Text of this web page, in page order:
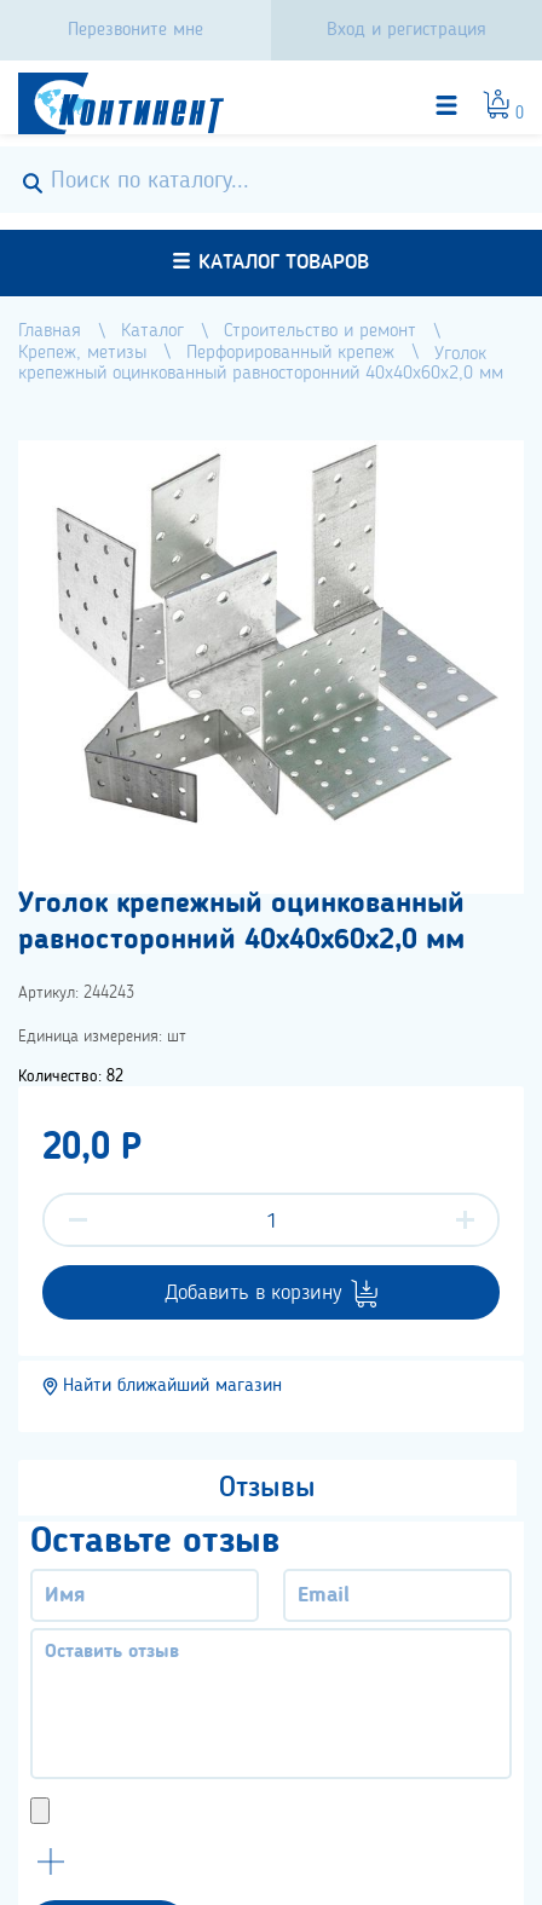
Перезвоните мне Вход и регистрация
0
КАТАЛОГ ТОВАРОВ
Главная Каталог
Строительство и ремонт
Крепеж, метизы
Перфорированный крепеж
Уголок
крепежный оцинкованный равносторонний 40х40х60х2,0 мм
Уголок крепежный оцинкованный
равносторонний 40х40х60х2,0 мм
Артикул: 244243
Единица измерения: шт
Количество: 82
20,0 P
Добавить в корзину
Найти ближайший магазин
Отзывы
Оставьте отзыв